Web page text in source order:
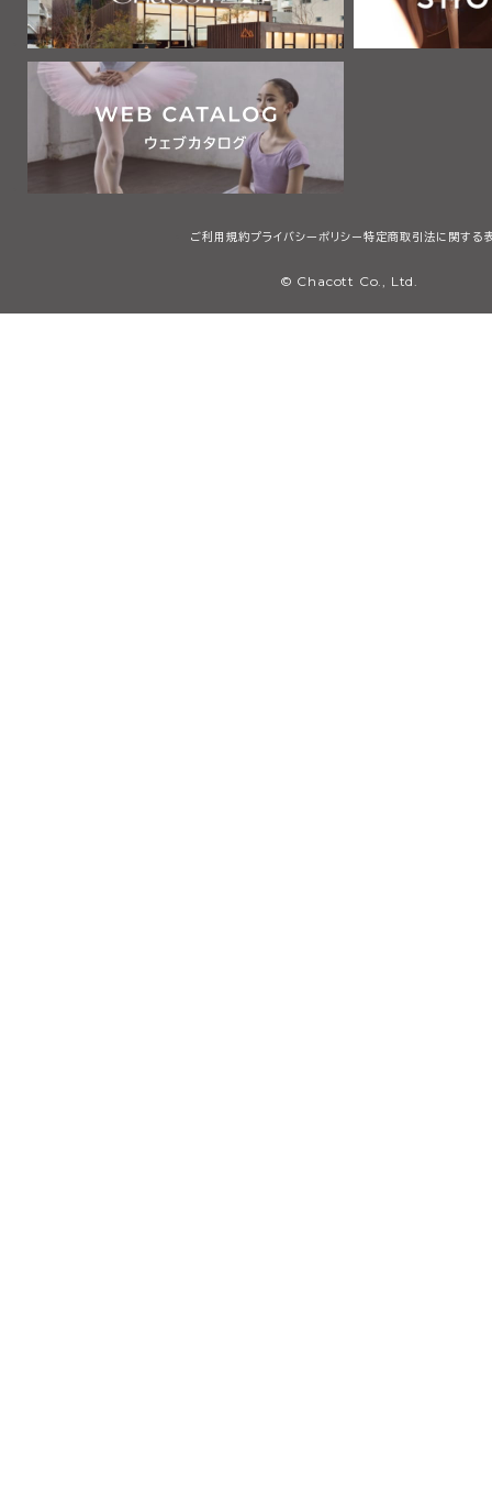
ご利用規約プライバシーポリシー 特定商取引法に関する
© Chacott Co., Ltd.